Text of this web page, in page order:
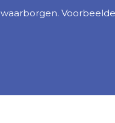
waarborgen.